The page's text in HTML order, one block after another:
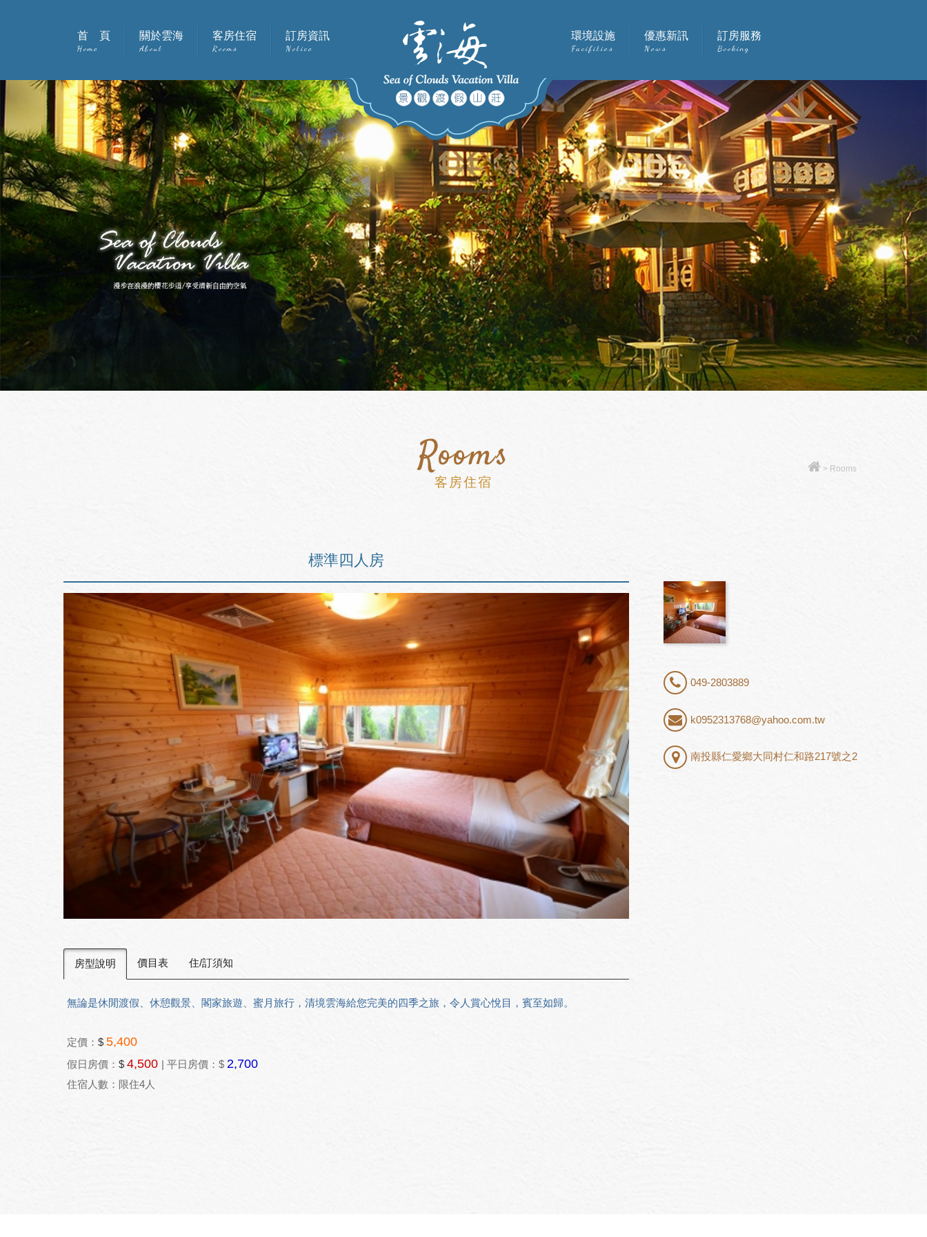
首 頁
Home
關於雲海
About
客房住宿
Rooms
訂房資訊
Notice
環境設施
Facifities
優惠新訊
News
訂房服務
Booking
Rooms
客房住宿
> Rooms
標準四人房
房型說明 價目表 住/訂須知
無論是休閒渡假、休憩觀景、閣家旅遊、蜜月旅行，清境雲海給您完美的四季之旅，令人賞心悅目，賓至如歸。
定價： $ 5,400
假日房價： $ 4,500 | 平日房價：$ 2,700
住宿人數： 限住4人
049-2803889
k0952313768@yahoo.com.tw
南投縣仁愛鄉大同村仁和路217號之2